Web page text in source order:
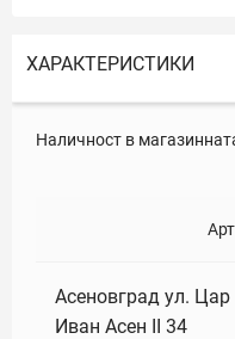
ХАРАКТЕРИСТИКИ
Наличност в
Асеновград ул. Цар
Иван Асен II 34